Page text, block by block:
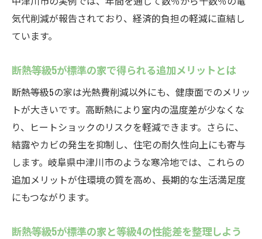
気代削減が報告されており、経済的負担の軽減に直結し
ています。
断熱等級5が標準の家で得られる追加メリットとは
断熱等級5の家は光熱費削減以外にも、健康面でのメリッ
トが大きいです。高断熱により室内の温度差が少なくな
り、ヒートショックのリスクを軽減できます。さらに、
結露やカビの発生を抑制し、住宅の耐久性向上にも寄与
します。岐阜県中津川市のような寒冷地では、これらの
追加メリットが住環境の質を高め、長期的な生活満足度
にもつながります。
断熱等級5が標準の家と等級4の性能差を整理しよう